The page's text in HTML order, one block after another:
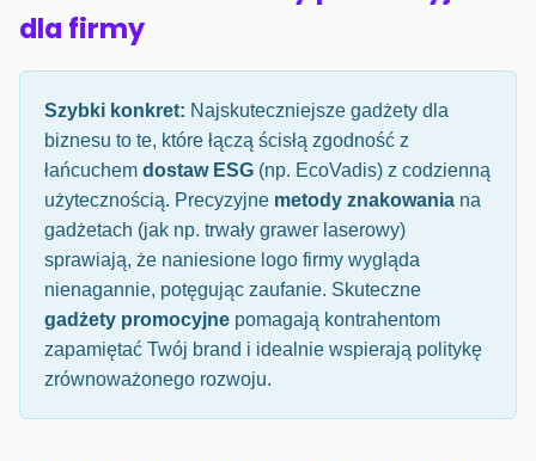
dla firmy
Szybki konkret: Najskuteczniejsze gadżety dla
biznesu to te, które łączą ścisłą zgodność z
łańcuchem dostaw ESG (np. EcoVadis) z codzienną
użytecznością. Precyzyjne metody znakowania na
gadżetach (jak np. trwały grawer laserowy)
sprawiają, że naniesione logo firmy wygląda
nienagannie, potęgując zaufanie. Skuteczne
gadżety promocyjne pomagają kontrahentom
zapamiętać Twój brand i idealnie wspierają politykę
zrównoważonego rozwoju.